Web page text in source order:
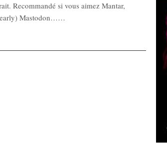
Recommandé si vous aimez Mantar,
Mastodon……
New Noise